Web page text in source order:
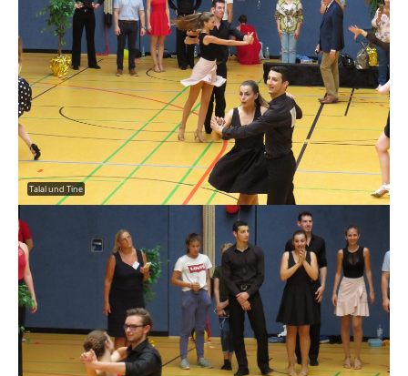
Talal und Tine